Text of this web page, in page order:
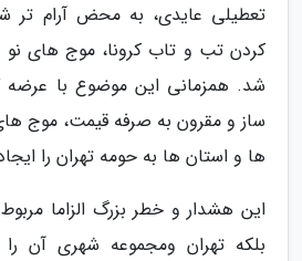
تعطیلی عایدی، به محض آرام
کردن تب و تاب کرونا، موج های
شد. همزمانی این موضوع با
ساز و مقرون به صرفه قیمت، موج
ها و استان ها به حومه تهران را
این هشدار و خطر بزرگ الزاما
بلکه تهران ومجموعه شهری آن